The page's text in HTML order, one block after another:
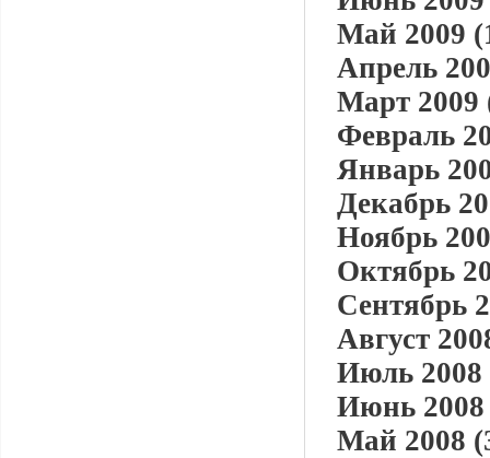
Май 2009
Апрель
Март 2009
Февраль
Январь
Декабрь
Ноябрь
Октябрь
Сентябрь
Август
Июль 2008
Июнь 2008
Май 2008